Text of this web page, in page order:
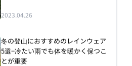
2023.04.26
冬の登山におすすめのレインウェア
5選−冷たい雨でも体を暖かく保つこ
とが重要